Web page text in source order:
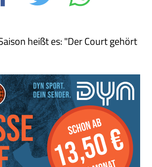
heißt es: "Der Court gehört